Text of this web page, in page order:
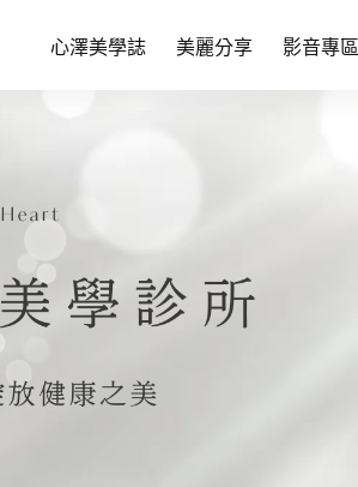
心澤美學誌 美麗分享 影音專區